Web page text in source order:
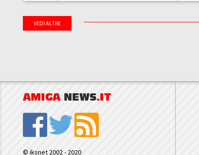
VEDI ALTRE
AMIGA NEWS.IT
© iksnet 2002 - 2020